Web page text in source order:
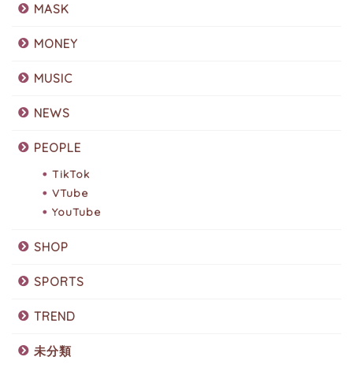
MASK
MONEY
MUSIC
NEWS
PEOPLE
TikTok
VTube
YouTube
SHOP
SPORTS
TREND
未分類